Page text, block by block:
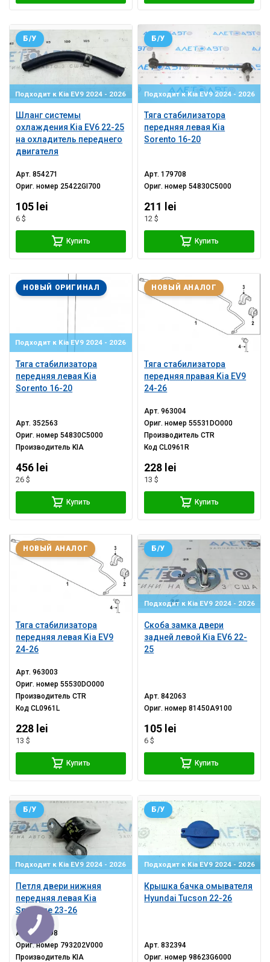
Подходит к Kia EV9 2024 - 2026
Шланг системы
охлаждения Kia EV6 22-25
на охладитель переднего
двигателя
Б/У
Арт.854271
Ориг. номер 25422GI700
105 lei
6 $
Купить
Подходит к Kia EV9 2024 - 2026
Тяга стабилизатора
передняя левая Kia
Sorento 16-20
Б/У
Арт.179708
Ориг. номер54830C5000
211 lei
12 $
Купить
Подходит к Kia EV9 2024 - 2026
Тяга стабилизатора
передняя левая Kia
Sorento 16-20
НОВЫЙ ОРИГИНАЛ
Арт.352563
Ориг. номер54830C5000
Производитель KIA
456 lei
26 $
Купить
Тяга стабилизатора
передняя правая Kia EV9
24-26
НОВЫЙ АНАЛОГ
Арт.963004
Ориг. номер55531DO000
ПроизводительCTR
КодCL0961R
228 lei
13 $
Купить
Тяга стабилизатора
передняя левая Kia EV9
24-26
НОВЫЙ АНАЛОГ
Арт.963003
Ориг. номер55530DO000
ПроизводительCTR
КодCL0961L
228 lei
13 $
Купить
Подходит к Kia EV9 2024 - 2026
Скоба замка двери
задней левой Kia EV6 22-
25
Б/У
Арт.842063
Ориг. номер81450A9100
105 lei
6 $
Купить
Подходит к Kia EV9 2024 - 2026
Петля двери нижняя
передняя левая Kia
Sportage 23-26
Б/У
Арт.914198
Ориг. номер 793202V000
ПроизводительKIA
Подходит к Kia EV9 2024 - 2026
Крышка бачка омывателя
Hyundai Tucson 22-26
Б/У
Арт.832394
Ориг. номер98623G6000